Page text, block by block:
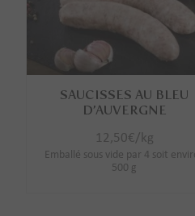
SAUCISSES AU BLEU
D’AUVERGNE
12,50€/kg
Emballé sous vide par 4 soit
500 g